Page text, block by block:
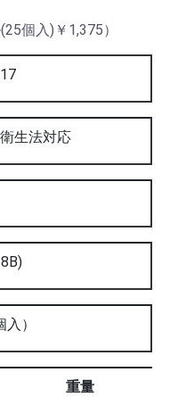
個入)￥1,375）
生法対応
）
重量